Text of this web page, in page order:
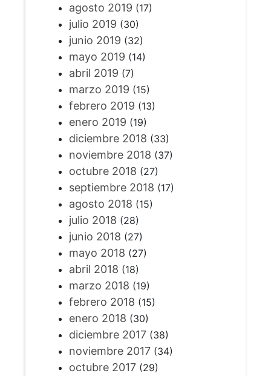
agosto 2019 (17)
julio 2019 (30)
junio 2019 (32)
mayo 2019 (14)
abril 2019 (7)
marzo 2019 (15)
febrero 2019 (13)
enero 2019 (19)
diciembre 2018 (33)
noviembre 2018 (37)
octubre 2018 (27)
septiembre 2018 (17)
agosto 2018 (15)
julio 2018 (28)
junio 2018 (27)
mayo 2018 (27)
abril 2018 (18)
marzo 2018 (19)
febrero 2018 (15)
enero 2018 (30)
diciembre 2017(38)
noviembre 2017(34)
octubre 2017(29)